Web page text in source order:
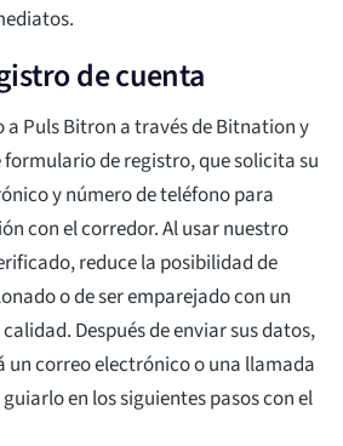
de cuenta
a Puls Bitron a través de Bitnation y
de registro, que solicita su
y número de teléfono para
con el corredor. Al usar nuestro
reduce la posibilidad de
o de ser emparejado con un
Después de enviar sus datos,
correo electrónico o una llamada
en los siguientes pasos con el